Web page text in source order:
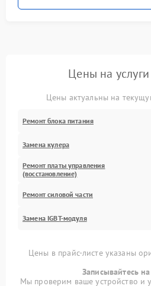
Цены на
Цены актуальны на
Ремонт блока питания
Замена кулера
Ремонт платы управления
(восстановление)
Ремонт силовой части
Замена IGBT-модуля
Цены в прайс-листе указаны
Записывайтесь
Мы проверим ваше устройство и